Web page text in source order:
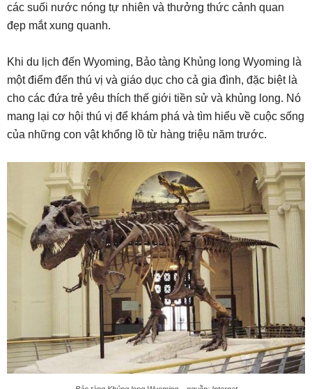
các suối nước nóng tự nhiên và thưởng thức cảnh quan
đẹp mắt xung quanh.
Khi du lịch đến Wyoming, Bảo tàng Khủng long Wyoming là
một điểm đến thú vị và giáo dục cho cả gia đình, đặc biệt là
cho các đứa trẻ yêu thích thế giới tiền sử và khủng long. Nó
mang lại cơ hội thú vị để khám phá và tìm hiểu về cuộc sống
của những con vật khổng lồ từ hàng triệu năm trước.